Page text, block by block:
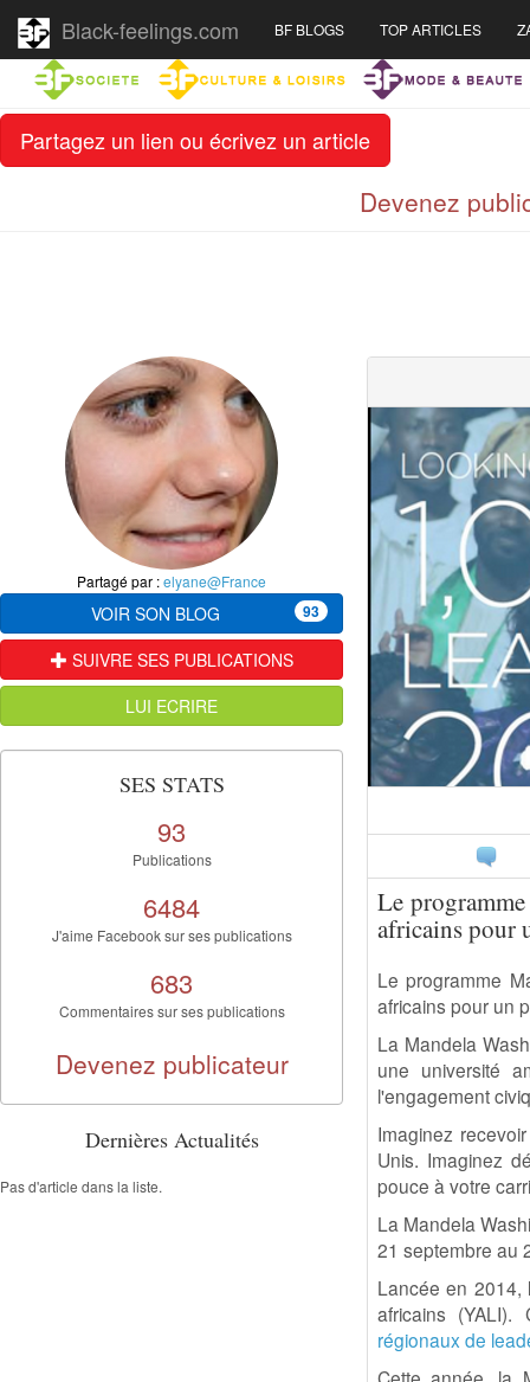
Partagez un lien ou écrivez un article
Black-feelings.com BF BLOGS TOP ARTICLES
Devenez
Le
africains pour
Le programme
africains pour un
La Mandela
une université
l'engagement
Imaginez
Unis. Imaginez
pouce à votre
La Mandela
21 septembre au
Lancée en 2014,
africains
régionaux de
Partagé par :elyane@France
VOIR SON BLOG 93
SUIVRE SES PUBLICATIONS
LUI ECRIRE
SES STATS
93
Publications
6484
J'aime Facebook sur ses publications
683
Commentaires sur ses publications
Devenez publicateur
Dernières Actualités
Pas d'article dans la liste.